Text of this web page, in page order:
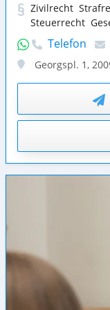
Zivilrecht
Steuerrecht
Telefon
Georgspl. 1 ,